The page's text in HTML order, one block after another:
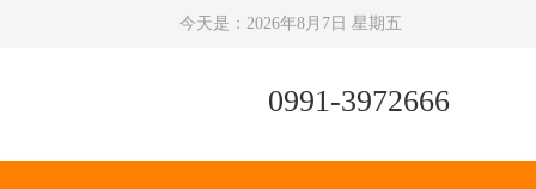
今天是： 2026年8月7日 星期五
0991-3972666